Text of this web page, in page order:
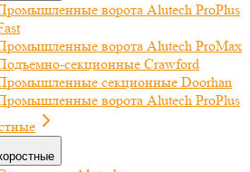
ворота Alutech ProPlus
ворота Alutech ProMax
секционные Crawford
секционные Doorhan
ворота Alutech ProPlus